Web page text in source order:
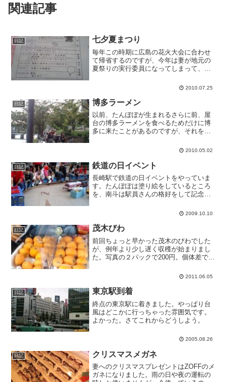
関連記事
日記 七夕夏まつり
毎年この時期に広島の花火大会に合わせ
て帰省するのですが、今年は妻が地元の
夏祭りの実行委員になってしまって、帰
馬伝のテーマだったとのことで、ホント
に惜しかったです。今日はその地元の夏
祭りです。結構子どもたち...
2010.07.25
日記 博多ラーメン
以前、たんぽぽが生まれるさらに前、屋
台の博多ラーメンを食べるためだけに博
多に来たことがあるのですが、それを南
パパとママだけずるーい」とうるさくな
した。やっぱり美味しかっ...
2010.05.02
日記 鉄道の日イベント
長崎駅で鉄道の日イベントをやっていま
す。たんぽぽは塗り絵をしているところ
を、南斗は駅員さんの格好をして記念写
撮られました。NCCのローカルニュース
はお馴染みフリーゲージ...
2009.10.10
日記 茂木びわ
前回ちょっと早かった茂木のびわでした
が、例年より少し遅く収穫が始まりまし
た。写真の２パックで200円。個体差で当
しいです。ちゃんとした箱入りのを実家
2011.06.05
日記 東京駅到着
終点の東京駅に着きました。やっぱり台
風はどこかに行っちゃった雰囲気です。
よかった。さてこれからどうしよう。
2005.08.26
日記 クリスマスメガネ
妻へのクリスマスプレゼントはZOFFのメ
ガネになりました。雨の日や夜の運転の